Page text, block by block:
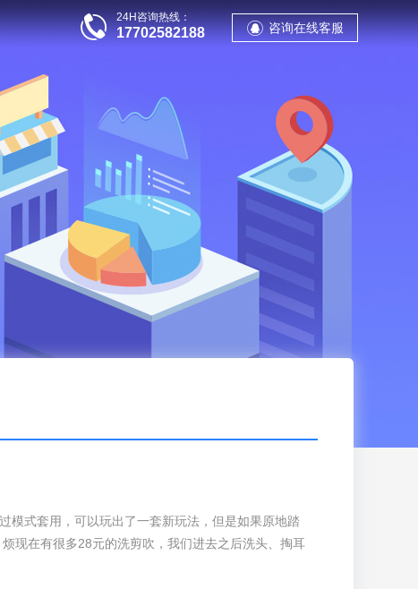
咨询在线客服
24H咨询热线：
17702582188
站群推广
模式套用，可以玩出了一套新玩法，但是如果原地踏
现在有很多28元的洗剪吹，我们进去之后洗头、掏耳